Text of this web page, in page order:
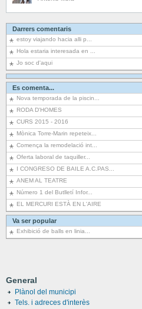
Darrers comentaris
estoy viajando hacia alli p...
Hola estaria interesada en ...
Jo soc d'aqui
Es comenta...
Nova temporada de la piscin...
RODA D'HOMES
CURS 2015 - 2016
Mònica Torre-Marin repeteix...
Comença la remodelació int...
Oferta laboral de taquiller...
I CONGRESO DE BAILE A.C.PAS...
ANEM AL TEATRE
Número 1 del Butlletí Infor...
EL MERCURI ESTÀ EN L'AIRE
Va ser popular
Exhibició de balls en linia...
General
Plànol del municipi
Tels. i adreces d'interès